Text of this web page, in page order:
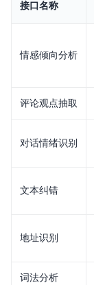
接口名称
情感倾向分析
评论观点抽取
对话情绪识别
文本纠错
地址识别
词法分析